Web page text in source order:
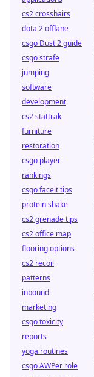
cs2 crosshairs
dota 2 offlane
csgo Dust 2 guide
csgo strafe
jumping
software
development
cs2 stattrak
furniture
restoration
csgo player
rankings
csgo faceit tips
protein shake
cs2 grenade tips
cs2 office map
flooring options
cs2 recoil
patterns
inbound
marketing
csgo toxicity
reports
yoga routines
csgo AWPer role